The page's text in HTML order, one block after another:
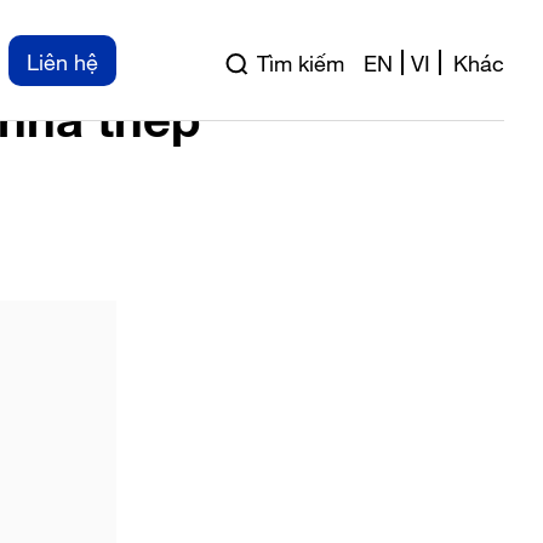
Liên hệ Tìm kiếm VI
EN Khác
thép tiền chế
thép